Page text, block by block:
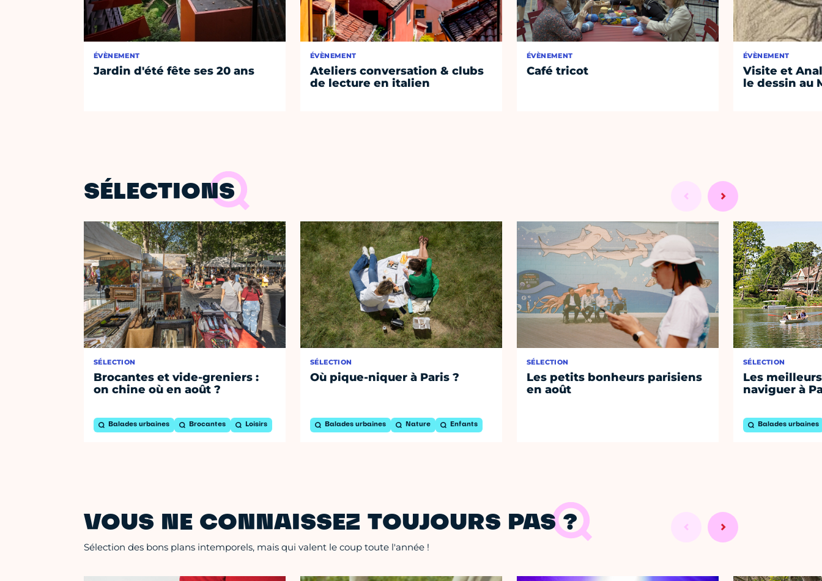
ÉVÈNEMENT
Jardin d'été fête ses 20 ans
ÉVÈNEMENT
Ateliers conversation & clubs
de lecture en italien
ÉVÈNEMENT
Café tricot
ÉVÈNEMENT
Visite et
le dessin au
SÉLECTIONS
SÉLECTION
Brocantes et vide-greniers :
on chine où en août ?
Balades urbaines Brocantes Loisirs
SÉLECTION
Où pique-niquer à Paris ?
Balades urbaines Nature Enfants
SÉLECTION
Les petits bonheurs parisiens
en août
SÉLECTION
Les
naviguer à
Balades urbaines
VOUS NE CONNAISSEZ TOUJOURS PAS ?
Sélection des bons plans intemporels, mais qui valent le coup toute l'année !